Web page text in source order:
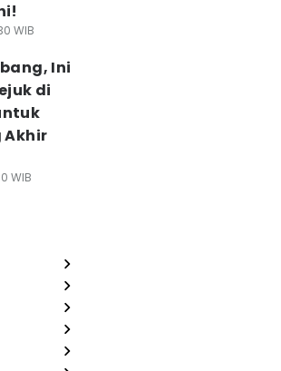
WIB
Ini
di
Akhir
WIB